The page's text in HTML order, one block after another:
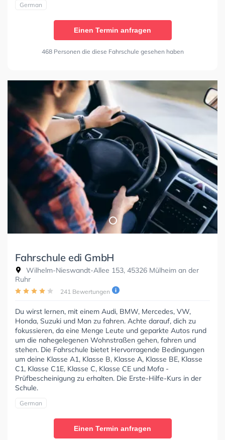
German
Einen Termin anfragen
468 Personen die diese Fahrschule gesehen haben
Fahrschule edi GmbH
Wilhelm-Nieswandt-Allee 153, 45326 Mülheim an der
Ruhr
241 Bewertungen
Du wirst lernen, mit einem Audi, BMW, Mercedes, VW,
Honda, Suzuki und Man zu fahren. Achte darauf, dich zu
fokussieren, da eine Menge Leute und geparkte Autos rund
um die nahegelegenen Wohnstraßen gehen, fahren und
stehen. Die Fahrschule bietet Hervorragende Bedingungen
um deine Klasse A1, Klasse B, Klasse A, Klasse BE, Klasse
C1, Klasse C1E, Klasse C, Klasse CE und Mofa -
Prüfbescheinigung zu erhalten. Die Erste-Hilfe-Kurs in der
Schule.
German
Einen Termin anfragen